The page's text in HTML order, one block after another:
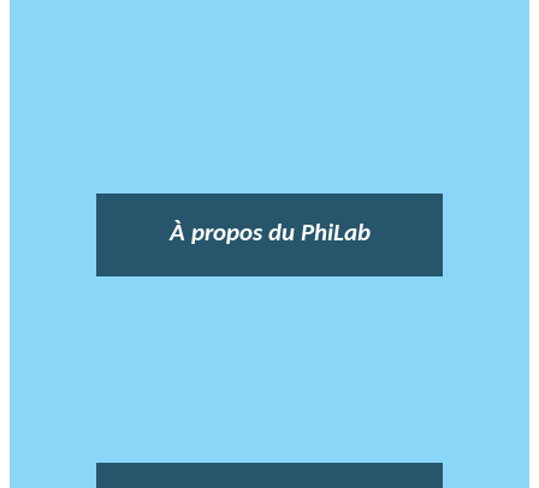
À propos du PhiLab